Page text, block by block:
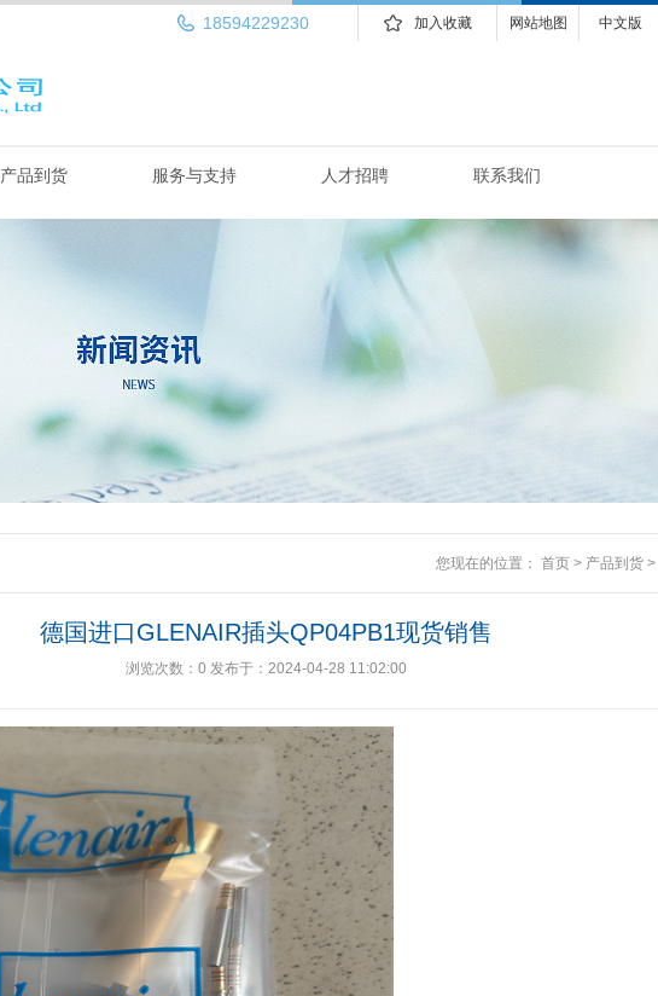
中文版
网站地图
加入收藏
18594229230
产品到货 服务与支持 人才招聘 联系我们
您现在的位置： 首页 > 产品到货 >
德国进口GLENAIR插头QP04PB1现货销售
浏览次数： 0 发布于：2024-04-28 11:02:00